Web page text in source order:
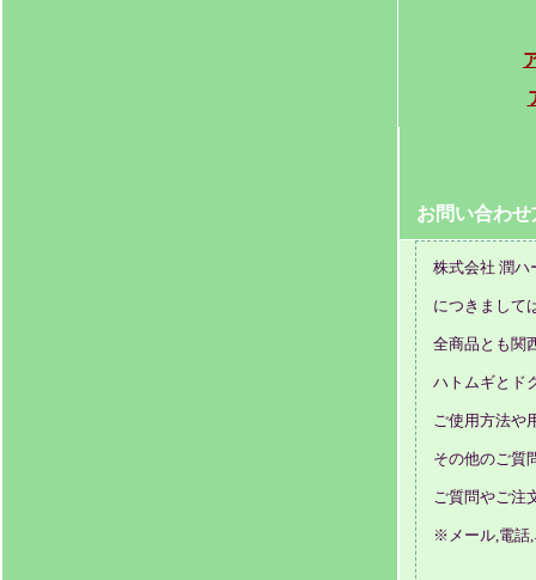
お問い合
株式会社 潤ハ
につきまして
全商品とも関
ハトムギとド
ご使用方法や
その他のご質
ご質問やご注
※メール,電話,